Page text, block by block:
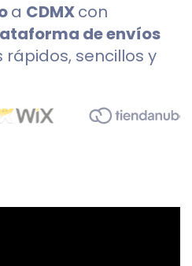
a CDMXcon
de envíos
sencillos y